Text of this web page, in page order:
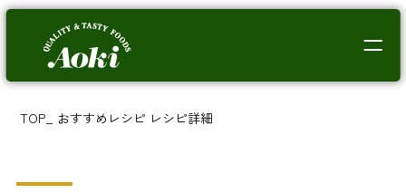
TOP おすすめレシピ レシピ詳細